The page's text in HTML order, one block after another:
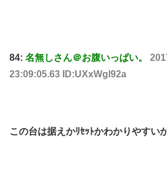
84: 名無しさん＠お腹いっぱい。
23:09:05.63 ID:UXxWgl92a
この台は据えかﾘｾｯﾄかわかりやすい